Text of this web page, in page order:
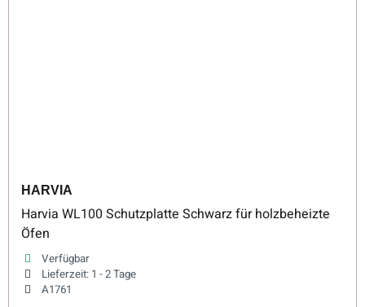
HARVIA
Harvia WL100 Schutzplatte Schwarz für holzbeheizte
Öfen
Verfügbar
Lieferzeit: 1 - 2 Tage
A1761